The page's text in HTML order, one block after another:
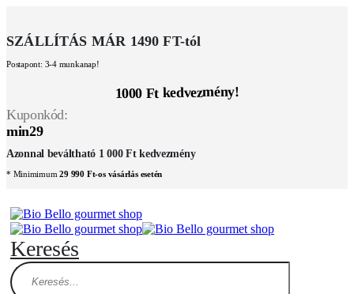
SZÁLLÍTÁS MÁR 1490 FT-tól
Postapont: 3-4 munkanap!
1000 Ft kedvezmény!
Kuponkód:
min29
Azonnal beváltható 1 000 Ft kedvezmény
* Minimimum29 990 Ft-os vásárlás esetén
Keresés